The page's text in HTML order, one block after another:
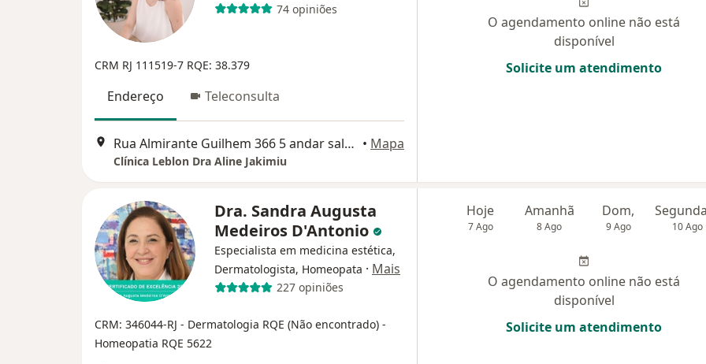
74 opiniões
CRM RJ 111519-7 RQE: 38.379
Endereço Teleconsulta
Rua Almirante Guilhem 366 5 andar sala 11, Rio de Janeiro • Mapa
Clínica Leblon Dra Aline Jakimiu
O agendamento online não está
disponível
Solicite um atendimento
Dra. Sandra Augusta
Medeiros D'Antonio
Especialista em medicina estética,
Dermatologista, Homeopata · Mais
227 opiniões
CRM: 346044-RJ - Dermatologia RQE (Não encontrado) -
Homeopatia RQE 5622
Hoje
7 Ago
Amanhã
8 Ago
Dom,
9 Ago 10 Ago
O agendamento online não está
disponível
Solicite um atendimento